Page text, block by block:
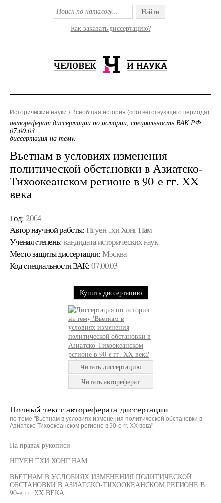
Найти
Как заказать диссертацию?
Исторические науки Всеобщая история (соответствующего периода)
автореферат диссертации по истории, специальность ВАК РФ
07.00.03
диссертация на тему:
Вьетнам в условиях изменения
политической обстановки в Азиатско-
Тихоокеанском регионе в 90-е гг. XX
века
Год: 2004
Автор научной работы: Нгуен Тхи Хонг Нам
Ученая cтепень: кандидата исторических наук
Место защиты диссертации: Москва
Код cпециальности ВАК: 07.00.03
Купить диссертацию
Читать диссертацию
Читать автореферат
Полный текст автореферата диссертации
по теме "Вьетнам в условиях изменения политической обстановки в
Азиатско-Тихоокеанском регионе в 90-е гг. XX века"
На правах рукописи
НГУЕН ТХИ ХОНГ НАМ
ВЬЕТНАМ В УСЛОВИЯХ ИЗМЕНЕНИЯ ПОЛИТИЧЕСКОЙ
ОБСТАНОВКИ В АЗИАТСКО-ТИХООКЕАНСКОМ РЕГИОНЕ В
90-е гг. XX ВЕКА.